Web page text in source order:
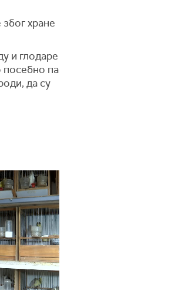
хране
и глодаре
посебно па
да су